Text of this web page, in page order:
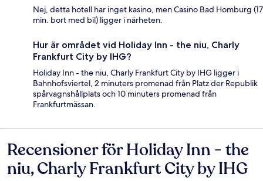
Nej, detta hotell har inget kasino, men Casino Bad Homburg (17
min. bort med bil) ligger i närheten.
Hur är området vid Holiday Inn - the niu, Charly
Frankfurt City by IHG?
Holiday Inn - the niu, Charly Frankfurt City by IHG ligger i
Bahnhofsviertel, 2 minuters promenad från Platz der Republik
spårvagnshållplats och 10 minuters promenad från
Frankfurtmässan.
Recensioner
Recensioner för Holiday Inn - the
niu, Charly Frankfurt City by IHG